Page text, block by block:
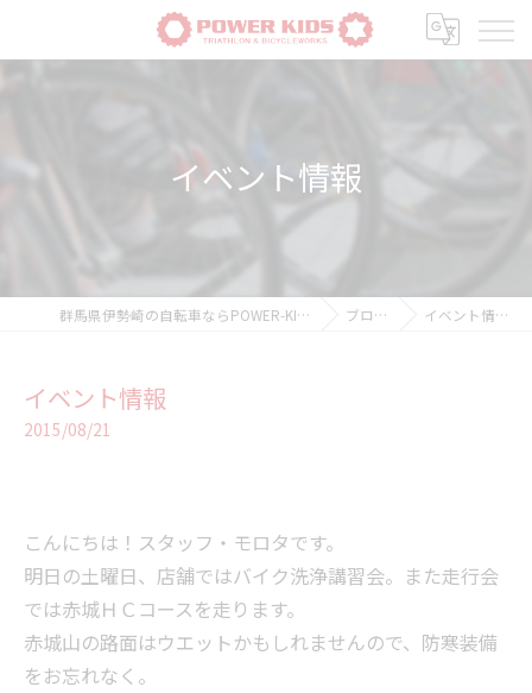
イベント情報
群馬県伊勢崎の自転車ならPOWER-KIDS ブログ イベント情報
イベント情報
2015/08/21
こんにちは！スタッフ・モロタです。
明日の土曜日、店舗ではバイク洗浄講習会。また走行会
では赤城ＨＣコースを走ります。
赤城山の路面はウエットかもしれませんので、防寒装備
をお忘れなく。